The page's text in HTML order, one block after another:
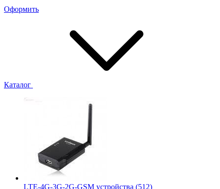
Оформить
Каталог
LTE-4G-3G-2G-GSM устройства (512)